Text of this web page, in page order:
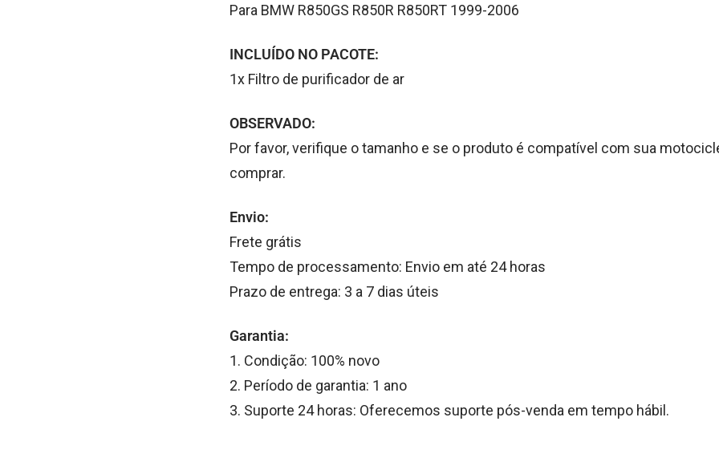
Para BMW R850GS R850R R850RT 1999-2006
INCLUÍDO NO PACOTE:
1x Filtro de purificador de ar
OBSERVADO:
Por favor, verifique o tamanho e se o produto é compatível com sua
comprar.
Envio:
Frete grátis
Tempo de processamento: Envio em até 24 horas
Prazo de entrega: 3 a 7 dias úteis
Garantia:
1. Condição: 100% novo
2. Período de garantia: 1 ano
3. Suporte 24 horas: Oferecemos suporte pós-venda em tempo hábil.